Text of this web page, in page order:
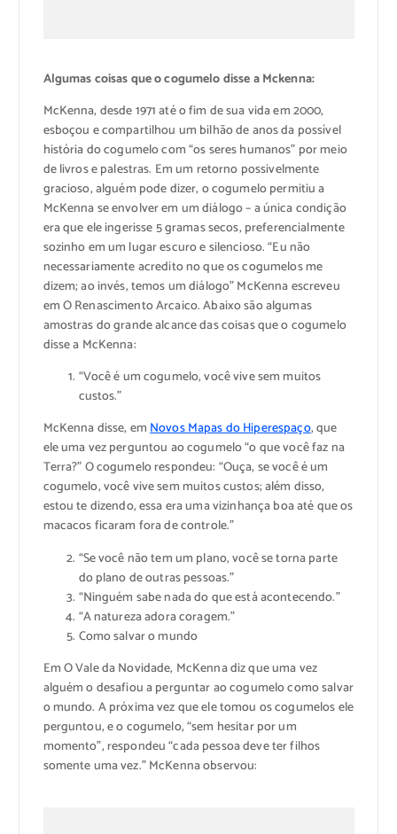
Algumas coisas que o cogumelo disse a Mckenna:
McKenna, desde 1971 até o fim de sua vida em 2000,
esboçou e compartilhou um bilhão de anos da possível
história do cogumelo com “os seres humanos” por meio
de livros e palestras. Em um retorno possivelmente
gracioso, alguém pode dizer, o cogumelo permitiu a
McKenna se envolver em um diálogo – a única condição
era que ele ingerisse 5 gramas secos, preferencialmente
sozinho em um lugar escuro e silencioso. “Eu não
necessariamente acredito no que os cogumelos me
dizem; ao invés, temos um diálogo” McKenna escreveu
em O Renascimento Arcaico. Abaixo são algumas
amostras do grande alcance das coisas que o cogumelo
disse a McKenna:
“Você é um cogumelo, você vive sem muitos
custos.”
McKenna disse, emNovos Mapas do Hiperespaço, que
ele uma vez perguntou ao cogumelo “o que você faz na
Terra?” O cogumelo respondeu: “Ouça, se você é um
cogumelo, você vive sem muitos custos; além disso,
estou te dizendo, essa era uma vizinhança boa até que os
macacos ficaram fora de controle.”
“Se você não tem um plano, você se torna parte
do plano de outras pessoas.”
“Ninguém sabe nada do que está acontecendo.”
“A natureza adora coragem.”
Como salvar o mundo
Em O Vale da Novidade, McKenna diz que uma vez
alguém o desafiou a perguntar ao cogumelo como salvar
o mundo. A próxima vez que ele tomou os cogumelos ele
perguntou, e o cogumelo, “sem hesitar por um
momento”, respondeu “cada pessoa deve ter filhos
somente uma vez.” McKenna observou: